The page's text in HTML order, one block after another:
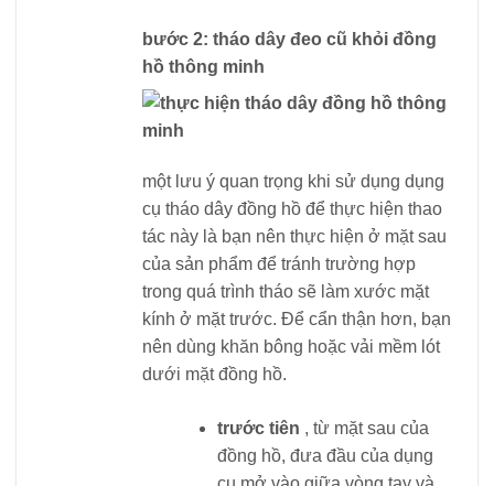
bước 2: tháo dây đeo cũ khỏi đồng
hồ thông minh
một lưu ý quan trọng khi sử dụng dụng
cụ tháo dây đồng hồ để thực hiện thao
tác này là bạn nên thực hiện ở mặt sau
của sản phẩm để tránh trường hợp
trong quá trình tháo sẽ làm xước mặt
kính ở mặt trước. Để cẩn thận hơn, bạn
nên dùng khăn bông hoặc vải mềm lót
dưới mặt đồng hồ.
trước tiên , từ mặt sau của
đồng hồ, đưa đầu của dụng